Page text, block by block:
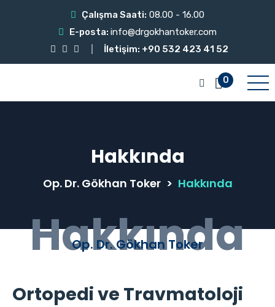
Çalışma Saati: 08.00 - 16.00
E-posta: info@drgokhantoker.com
İletişim: +90 532 423 41 52
0
Hakkında
Op. Dr. Gökhan Toker > Hakkında
Hakkında
Op. Dr. Gökhan Toker
Ortopedive Travmatoloji